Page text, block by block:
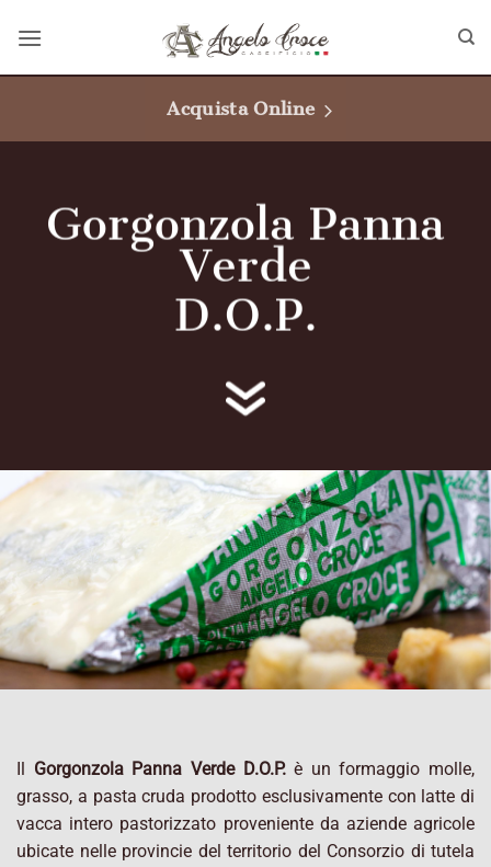
Acquista Online
Gorgonzola Panna
Verde
D.O.P.
Il Gorgonzola Panna Verde D.O.P.è un formaggio molle,
grasso, a pasta cruda prodotto esclusivamente con latte di
vacca intero pastorizzato proveniente da aziende agricole
ubicate nelle provincie del territorio del Consorzio di tutela